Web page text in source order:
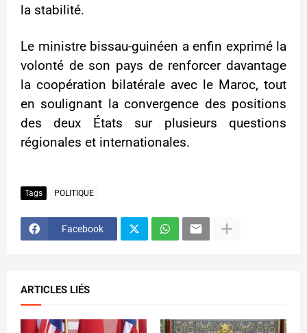
la stabilité.
Le ministre bissau-guinéen a enfin exprimé la
volonté de son pays de renforcer davantage
la coopération bilatérale avec le Maroc, tout
en soulignant la convergence des positions
des deux États sur plusieurs questions
régionales et internationales.
Tags POLITIQUE
Facebook
ARTICLES LIÉS